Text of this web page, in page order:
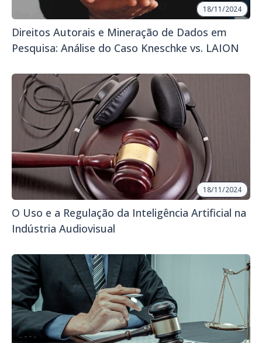
18/11/2024
Direitos Autorais e Mineração de Dados em
Pesquisa: Análise do Caso Kneschke vs. LAION
18/11/2024
O Uso e a Regulação da Inteligência Artificial na
Indústria Audiovisual